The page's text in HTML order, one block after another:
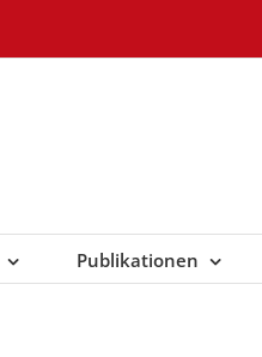
Publikationen